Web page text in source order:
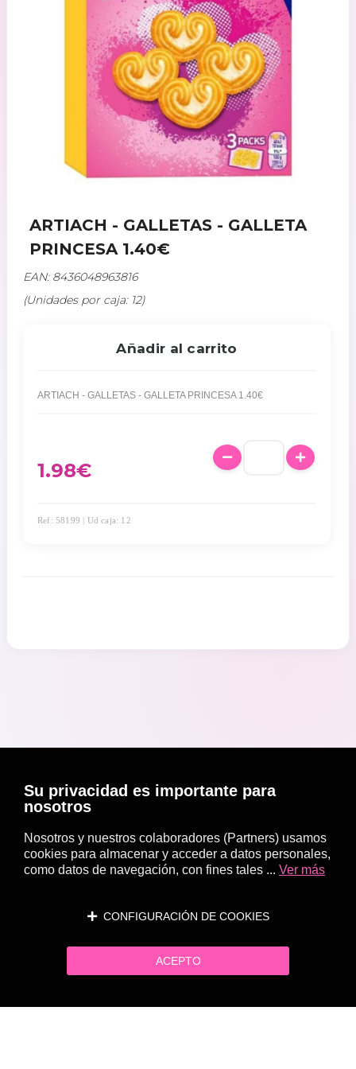
ARTIACH - GALLETAS - GALLETA
PRINCESA 1.40€
EAN: 8436048963816
(Unidades por caja: 12)
Añadir al carrito
ARTIACH - GALLETAS - GALLETA PRINCESA 1.40€
1.98€
Ref: 58199 | Ud caja: 12
Su privacidad es importante para
nosotros
Nosotros y nuestros colaboradores (Partners) usamos
cookies para almacenar y acceder a datos personales,
como datos de navegación, con fines tales ... Ver más
CONFIGURACIÓN DE COOKIES
ACEPTO